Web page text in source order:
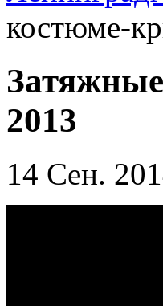
костюме-
2013
14 Сен.